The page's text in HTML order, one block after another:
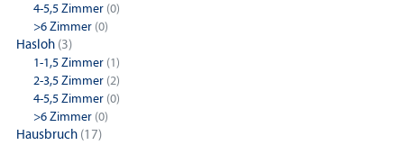
4-5,5 Zimmer (0)
>6 Zimmer (0)
Hasloh (3)
1-1,5 Zimmer (1)
2-3,5 Zimmer (2)
4-5,5 Zimmer (0)
>6 Zimmer (0)
Hausbruch (17)